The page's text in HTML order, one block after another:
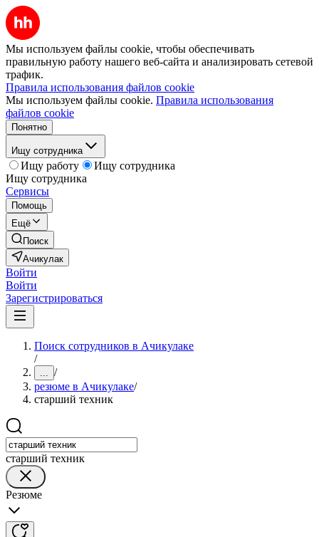
Мы используем файлы cookie, чтобы обеспечивать
правильную работу нашего веб-сайта и анализировать сетевой
трафик.
Правила использования файлов cookie
Мы используем файлы cookie. Правила использования
файлов cookie
Понятно
Ищу сотрудника
Ищу работу
Ищу сотрудника
Ищу сотрудника
Сервисы
Помощь
Ещё
Поиск
Ачикулак
Войти
Войти
Зарегистрироваться
Поиск сотрудников в Ачикулаке
/
... /
резюме в Ачикулаке/
старший техник
старший техник
Резюме